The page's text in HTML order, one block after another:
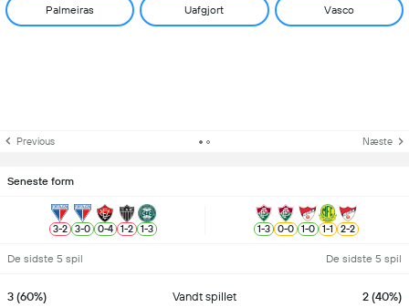
Palmeiras Uafgjort Vasco
Previous Næste
Seneste form
3-2 3-0 0-4 1-2 1-3 1-3 0-0 1-0 1-1 2-2
De sidste 5 spil De sidste 5 spil
3 (60%) Vandt spillet 2 (40%)